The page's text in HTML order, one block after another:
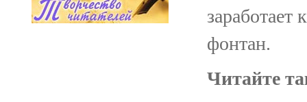
заработает
фонтан.
Читайте